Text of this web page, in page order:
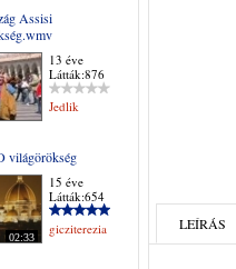
Assisi
13 éve
Látták:876
Jedlik
világörökség
02:33
15 éve
Látták:654
gicziterezia
LEÍRÁS